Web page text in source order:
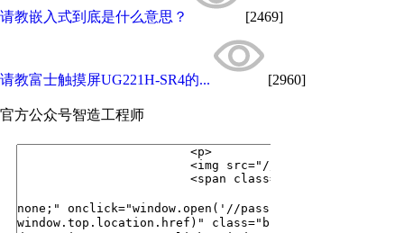
请教嵌入式到底是什么意思？ [2469]
请教富士触摸屏UG221H-SR4的... [2960]
官方公众号智造工程师